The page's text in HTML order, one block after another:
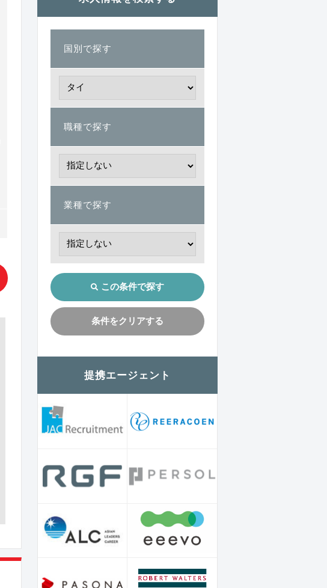
国別で探す
職種で探す
業種で探す
この条件で探す
条件をクリアする
提携エージェント